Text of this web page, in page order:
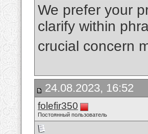
We prefer your
clarify within
crucial concern
24.08.2023, 16:52
folefir350
Постоянный пользователь